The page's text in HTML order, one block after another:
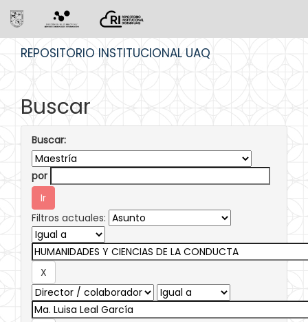
REPOSITORIO INSTITUCIONAL UAQ
Buscar
Buscar:
por
Filtros actuales: